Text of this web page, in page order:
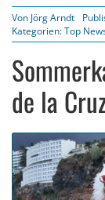
Von Jörg Arndt
Kategorien:Top
de la